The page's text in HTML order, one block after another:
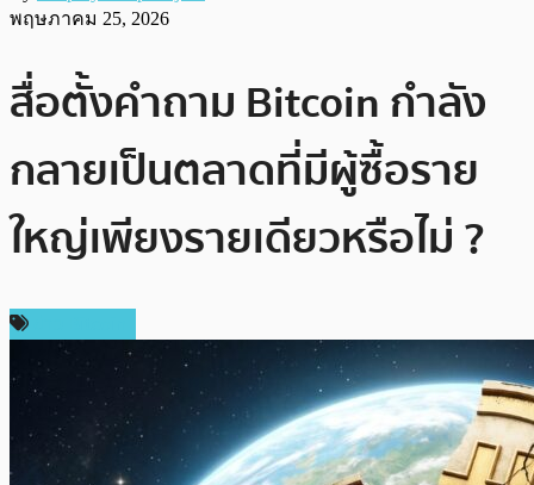
พฤษภาคม 25, 2026
สื่อตั้งคำถาม Bitcoin กำลัง
กลายเป็นตลาดที่มีผู้ซื้อราย
ใหญ่เพียงรายเดียวหรือไม่ ?